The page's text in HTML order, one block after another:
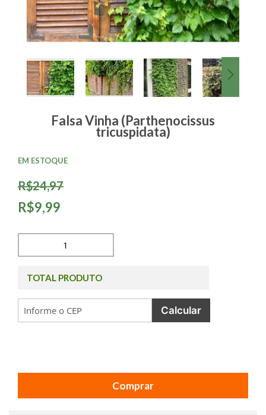
Falsa Vinha (Parthenocissus
tricuspidata)
R$24,97
R$9,99
EM ESTOQUE
TOTAL PRODUTO
Calcular
Comprar